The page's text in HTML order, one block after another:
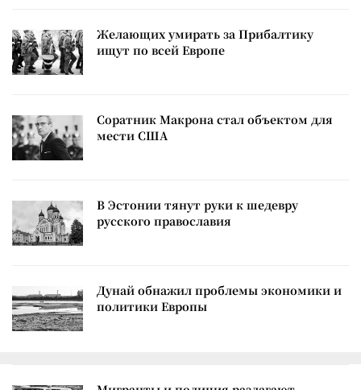
Желающих умирать за Прибалтику
ищут по всей Европе
Соратник Макрона стал объектом для
мести США
В Эстонии тянут руки к шедевру
русского православия
Дунай обнажил проблемы экономики и
политики Европы